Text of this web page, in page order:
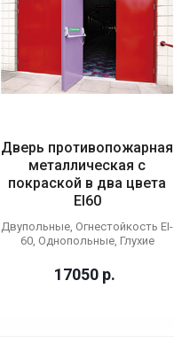
Дверь противопожарная
металлическая с
покраской в два цвета
EI60
Двупольные, Огнестойкость EI-
60, Однопольные, Глухие
17050 р.